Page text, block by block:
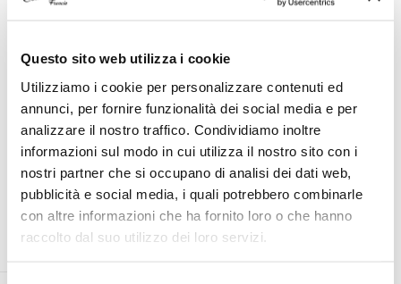
Questo sito web utilizza i cookie
Utilizziamo i cookie per personalizzare contenuti ed
annunci, per fornire funzionalità dei social media e per
analizzare il nostro traffico. Condividiamo inoltre
informazioni sul modo in cui utilizza il nostro sito con i
nostri partner che si occupano di analisi dei dati web,
pubblicità e social media, i quali potrebbero combinarle
con altre informazioni che ha fornito loro o che hanno
raccolto dal suo utilizzo dei loro servizi.
I VANTAGGI DI ACQUISTARE DA TOMASINI
FRANCIA
ESPERTO PERSONALE ON
ASSISTENZA TECNICA UFFICIALE